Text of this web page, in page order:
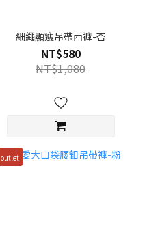
細繩顯瘦吊帶西褲-杏
NT$580
NT$1,080
outlet